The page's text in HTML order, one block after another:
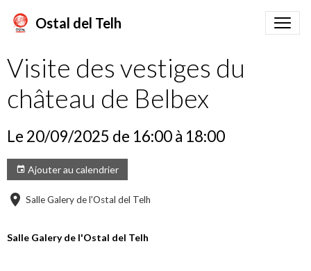
Ostal del Telh
Visite des vestiges du
château de Belbex
Le 20/09/2025 de 16:00à 18:00
Ajouter au calendrier
Salle Galery de l'Ostal del Telh
Salle Galery de l'Ostal del Telh